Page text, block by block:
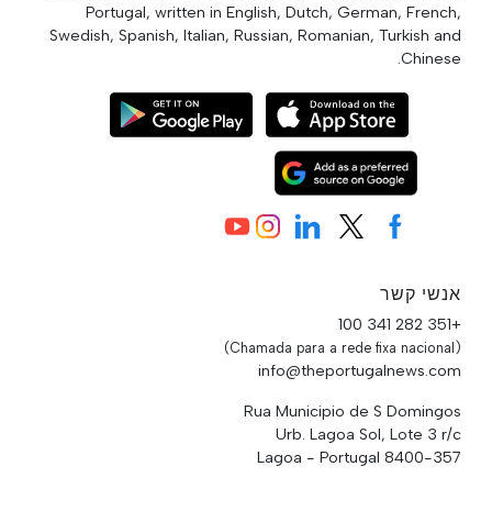
Portugal, written in English, Dutch, German, French,
Swedish, Spanish, Italian, Russian, Romanian, Turkish and
Chinese.
אנשי קשר
+351 282 341 100
(Chamada para a rede fixa nacional)
info@theportugalnews.com
Rua Municipio de S Domingos
Urb. Lagoa Sol, Lote 3 r/c
8400-357 Lagoa - Portugal